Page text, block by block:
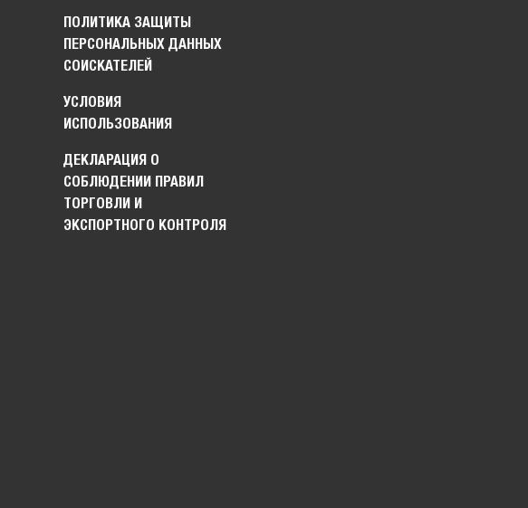
ПОЛИТИКА ЗАЩИТЫ
ПЕРСОНАЛЬНЫХ ДАННЫХ
СОИСКАТЕЛЕЙ
УСЛОВИЯ
ИСПОЛЬЗОВАНИЯ
ДЕКЛАРАЦИЯ О
СОБЛЮДЕНИИ ПРАВИЛ
ТОРГОВЛИ И
ЭКСПОРТНОГО КОНТРОЛЯ